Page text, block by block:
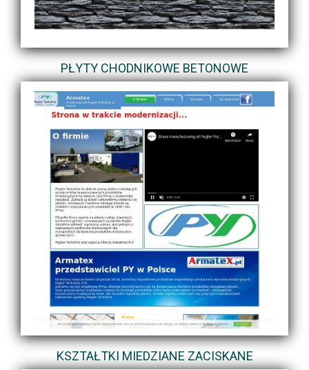
PŁYTY CHODNIKOWE BETONOWE
KSZTAŁTKI MIEDZIANE ZACISKANE